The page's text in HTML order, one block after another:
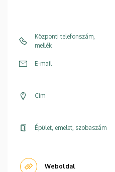
Központi telefonszám,
mellék
E-mail
Cím
Épület, emelet, szobaszám
Weboldal